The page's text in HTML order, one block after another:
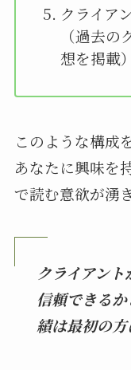
クライア
（過去
想を掲載）
このような構成
あなたに興味を
で読む意欲が湧
クライアン
信頼できる
績は最初の方